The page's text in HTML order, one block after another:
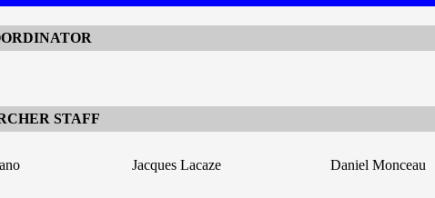
STAFF
Jacques Lacaze Daniel Monceau